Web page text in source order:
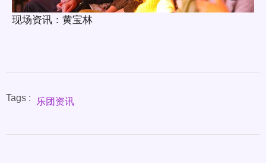
现场资讯：黄宝林
Tags : 乐团资讯